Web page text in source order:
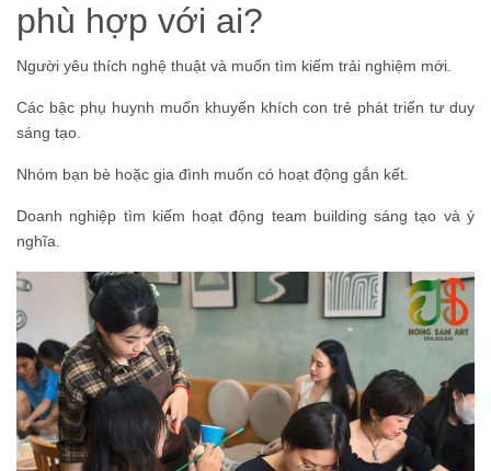
phù hợp với ai?
Người yêu thích nghệ thuật và muốn tìm kiếm trải nghiệm mới.
Các bậc phụ huynh muốn khuyến khích con trẻ phát triển tư duy
sáng tạo.
Nhóm bạn bè hoặc gia đình muốn có hoạt động gắn kết.
Doanh nghiệp tìm kiếm hoạt động team building sáng tạo và ý
nghĩa.